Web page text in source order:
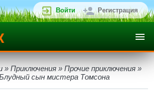
Войти Регистрация
» Приключения » Прочие приключения »
сын мистера Томсона